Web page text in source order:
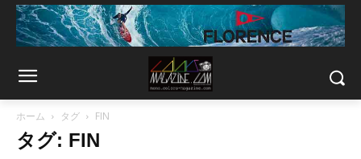
ホーム タグ FIN
タグ: FIN